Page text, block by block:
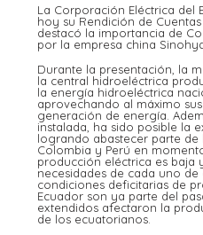
La Corporación Eléctrica del
hoy su Rendición de
destacó la importancia de
por la empresa china
Durante la presentación, la
la central hidroeléctrica
la energía hidroeléctrica
aprovechando al máximo
generación de energía.
instalada, ha sido posible la
logrando abastecer parte
Colombia y Perú en
producción eléctrica es baja
necesidades de cada uno de
condiciones deficitarias de
Ecuador son ya parte del
extendidos afectaron la
de los ecuatorianos.